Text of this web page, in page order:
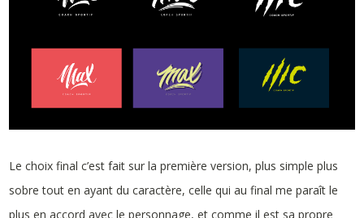
Le choix final c’est fait sur la première version, plus simple plus
sobre tout en ayant du caractère, celle qui au final me paraît le
plus en accord avec le personnage, et comme il est sa propre